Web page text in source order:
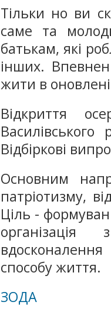
Тільки но ви
саме та
батькам, які
інших.
жити в
Відкриття
Відбіркові
Основним
патріотизму,
Ціль -
організація
способу життя.
ЗОДА